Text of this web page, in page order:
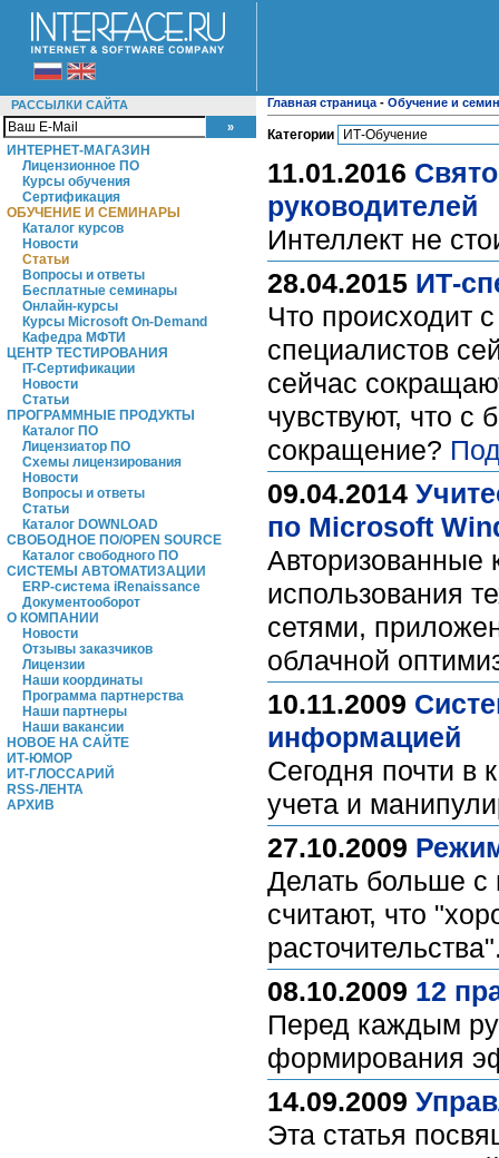
РАССЫЛКИ САЙТА
ИНТЕРНЕТ-МАГАЗИН
Лицензионное ПО
Курсы обучения
Сертификация
ОБУЧЕНИЕ И СЕМИНАРЫ
Каталог курсов
Новости
Статьи
Вопросы и ответы
Бесплатные семинары
Онлайн-курсы
Курсы Microsoft On-Demand
Кафедра МФТИ
ЦЕНТР ТЕСТИРОВАНИЯ
IT-Сертификации
Новости
Статьи
ПРОГРАММНЫЕ ПРОДУКТЫ
Каталог ПО
Лицензиатор ПО
Схемы лицензирования
Новости
Вопросы и ответы
Статьи
Каталог DOWNLOAD
СВОБОДНОЕ ПО/OPEN SOURCE
Каталог свободного ПО
СИСТЕМЫ АВТОМАТИЗАЦИИ
ERP-система iRenaissance
Документооборот
О КОМПАНИИ
Новости
Отзывы заказчиков
Лицензии
Наши координаты
Программа партнерства
Наши партнеры
Наши вакансии
НОВОЕ НА САЙТЕ
ИТ-ЮМОР
ИТ-ГЛОССАРИЙ
RSS-ЛЕНТА
АРХИВ
Главная страница - Обучение и
Категории
11.01.2016
руководителей
Интеллект не
28.04.2015 ИТ-
Что происходит
специалистов
сейчас
чувствуют, что с
сокращение?
09.04.2014
по Microsoft
Авторизованные
использования
сетями,
облачной
10.11.2009
информацией
Сегодня почти в
учета и
27.10.2009
Делать больше с
считают, что
08.10.2009 12
Перед каждым
формирования
14.09.2009
Эта статья